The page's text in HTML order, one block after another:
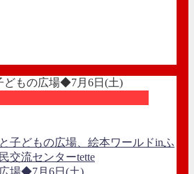
子どもの広場、絵本ワールドinふ
交流センターtette
場◆7月6日(土)